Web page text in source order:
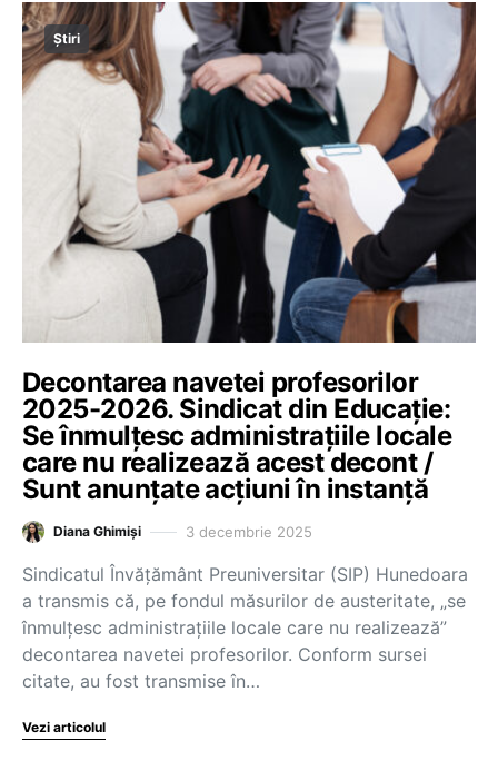
Știri
Decontarea navetei profesorilor
2025-2026. Sindicat din Educație:
Se înmulțesc administrațiile locale
care nu realizează acest decont /
Sunt anunțate acțiuni în instanță
Diana Ghimiși 3 decembrie 2025
Sindicatul Învățământ Preuniversitar (SIP) Hunedoara
a transmis că, pe fondul măsurilor de austeritate, „se
înmulțesc administrațiile locale care nu realizează”
decontarea navetei profesorilor. Conform sursei
citate, au fost transmise în…
Vezi articolul